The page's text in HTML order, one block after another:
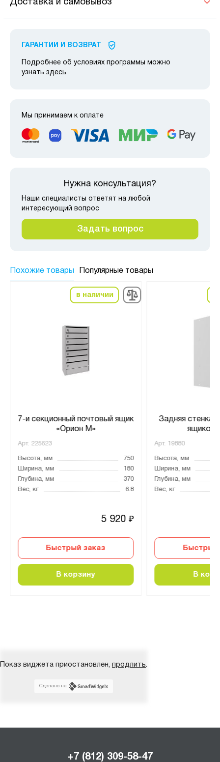
Доставка и самовывоз
ГАРАНТИИ И ВОЗВРАТ
Подробнее об условиях программы можно
узнать здесь.
Мы принимаем к оплате
Нужна консультация?
Наши специалисты ответят на любой
интересующий вопрос
Задать вопрос
Похожие товары Популярные товары
в наличии
7-и секционный почтовый ящик
«Орион М»
Арт. 225623
Высота, мм
750
Ширина, мм
180
Глубина, мм
370
Вес, кг
6.8
5 920₽
Быстрый заказ
В корзину
Задняя стенка
ящиков
Арт. 19880
Высота, мм
Ширина, мм
Глубина, мм
Вес, кг
Быстрый
В
Показ виджета приостановлен, продлить.
Сделано на
+7 (812) 309-58-47